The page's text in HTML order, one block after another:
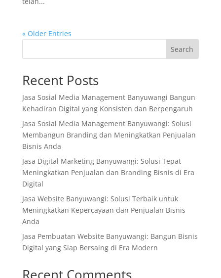
« Older Entries
Search
Recent Posts
Jasa Sosial Media Management Banyuwangi Bangun
Kehadiran Digital yang Konsisten dan Berpengaruh
Jasa Sosial Media Management Banyuwangi: Solusi
Membangun Branding dan Meningkatkan Penjualan
Bisnis Anda
Jasa Digital Marketing Banyuwangi: Solusi Tepat
Meningkatkan Penjualan dan Branding Bisnis di Era
Digital
Jasa Website Banyuwangi: Solusi Terbaik untuk
Meningkatkan Kepercayaan dan Penjualan Bisnis
Anda
Jasa Pembuatan Website Banyuwangi: Bangun Bisnis
Digital yang Siap Bersaing di Era Modern